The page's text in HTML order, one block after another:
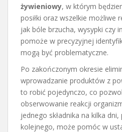
żywieniowy, w którym
posiłki oraz wszelkie możliwe
jak bóle brzucha, wysypki czy
pomoże w precyzyjnej
mogą być problematyczne.
Po zakończonym okresie
wprowadzanie produktów z
to robić pojedynczo, co
obserwowanie reakcji
jednego składnika na kilka
kolejnego, może pomóc w